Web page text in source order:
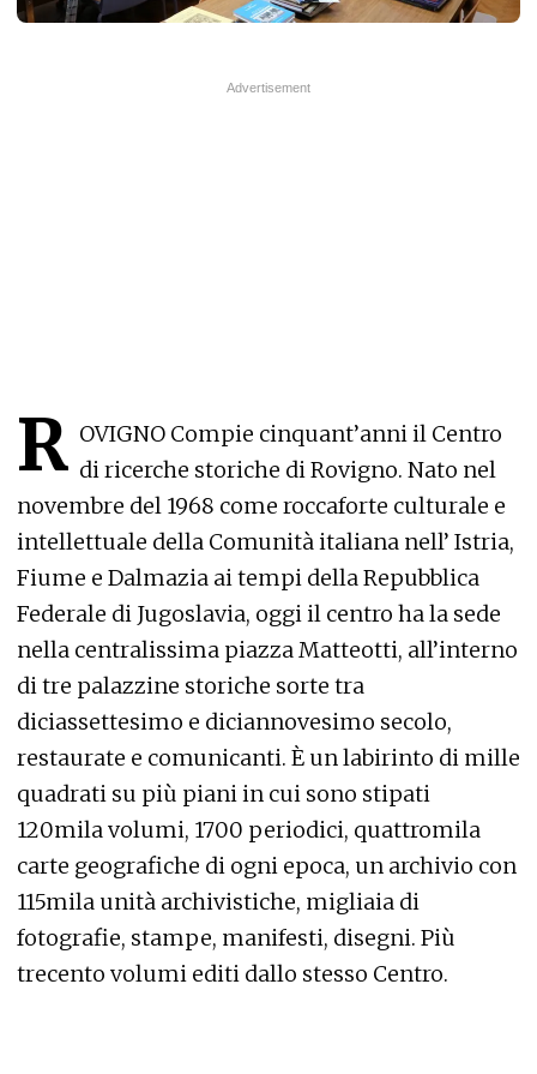
R OVIGNO Compie cinquant’anni il Centro
di ricerche storiche di Rovigno. Nato nel
novembre del 1968 come roccaforte culturale e
intellettuale della Comunità italiana nell’ Istria,
Fiume e Dalmazia ai tempi della Repubblica
Federale di Jugoslavia, oggi il centro ha la sede
nella centralissima piazza Matteotti, all’interno
di tre palazzine storiche sorte tra
diciassettesimo e diciannovesimo secolo,
restaurate e comunicanti. È un labirinto di mille
quadrati su più piani in cui sono stipati
120mila volumi, 1700 periodici, quattromila
carte geografiche di ogni epoca, un archivio con
115mila unità archivistiche, migliaia di
fotografie, stampe, manifesti, disegni. Più
trecento volumi editi dallo stesso Centro.